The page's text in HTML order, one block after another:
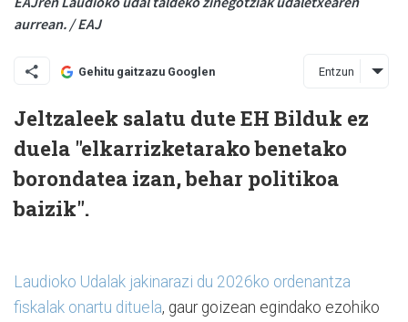
aurrean. / EAJ
Gehitu gaitzazu Googlen Entzun
Jeltzaleek salatu dute EH Bilduk ez
duela "elkarrizketarako benetako
borondatea izan, behar politikoa
baizik".
Laudioko Udalak jakinarazi du 2026ko ordenantza
fiskalak onartu dituela, gaur goizean egindako ezohiko